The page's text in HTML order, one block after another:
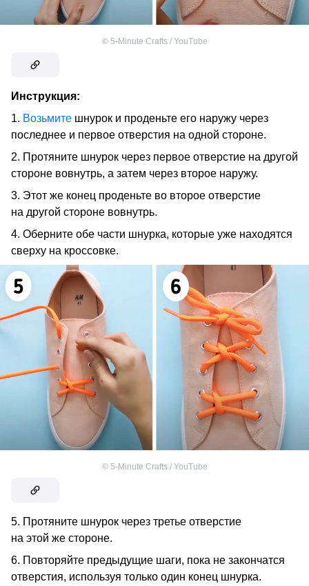
© 5-Minute Crafts / YouTube
Инструкция:
1. Возьмите шнурок и проденьте его наружу через
последнее и первое отверстия на одной стороне.
2. Протяните шнурок через первое отверстие на другой
стороне вовнутрь, а затем через второе наружу.
3. Этот же конец проденьте во второе отверстие
на другой стороне вовнутрь.
4. Оберните обе части шнурка, которые уже находятся
сверху на кроссовке.
© 5-Minute Crafts / YouTube
5. Протяните шнурок через третье отверстие
на этой же стороне.
6. Повторяйте предыдущие шаги, пока не закончатся
отверстия, используя только один конец шнурка.